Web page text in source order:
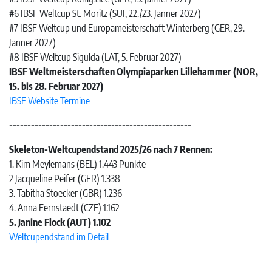
#6 IBSF Weltcup St. Moritz (SUI, 22./23. Jänner 2027)
#7 IBSF Weltcup und Europameisterschaft Winterberg (GER, 29.
Jänner 2027)
#8 IBSF Weltcup Sigulda (LAT, 5. Februar 2027)
IBSF Weltmeisterschaften Olympiaparken Lillehammer (NOR,
15. bis 28. Februar 2027)
IBSF Website Termine
--------------------------------------------------
Skeleton-Weltcupendstand 2025/26 nach 7 Rennen:
1. Kim Meylemans (BEL) 1.443 Punkte
2 Jacqueline Peifer (GER) 1.338
3. Tabitha Stoecker (GBR) 1.236
4. Anna Fernstaedt (CZE) 1.162
5. Janine Flock (AUT) 1.102
Weltcupendstand im Detail